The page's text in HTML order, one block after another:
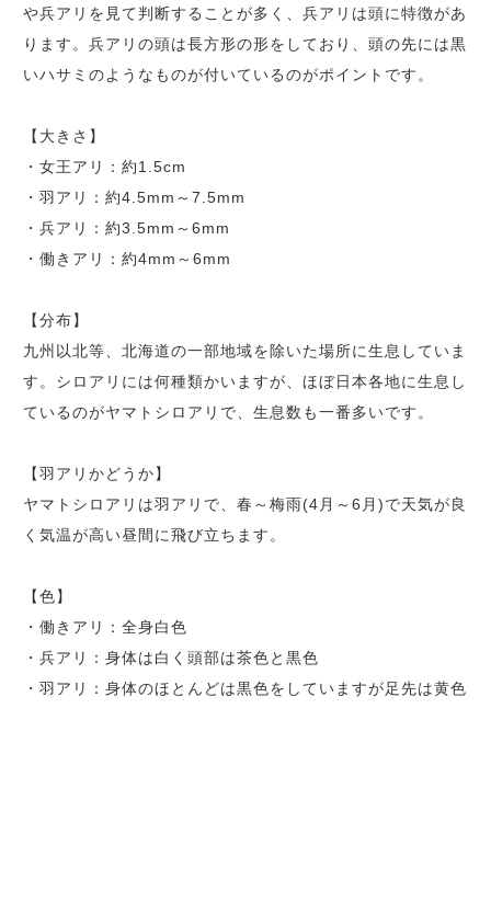
や兵アリを見て判断することが多く、兵アリは頭に特徴があ
ります。兵アリの頭は長方形の形をしており、頭の先には黒
いハサミのようなものが付いているのがポイントです。
【大きさ】
・女王アリ：約1.5cm
・羽アリ：約4.5mm～7.5mm
・兵アリ：約3.5mm～6mm
・働きアリ：約4mm～6mm
【分布】
九州以北等、北海道の一部地域を除いた場所に生息していま
す。シロアリには何種類かいますが、ほぼ日本各地に生息し
ているのがヤマトシロアリで、生息数も一番多いです。
【羽アリかどうか】
ヤマトシロアリは羽アリで、春～梅雨(4月～6月)で天気が良
く気温が高い昼間に飛び立ちます。
【色】
・働きアリ：全身白色
・兵アリ：身体は白く頭部は茶色と黒色
・羽アリ：身体のほとんどは黒色をしていますが足先は黄色